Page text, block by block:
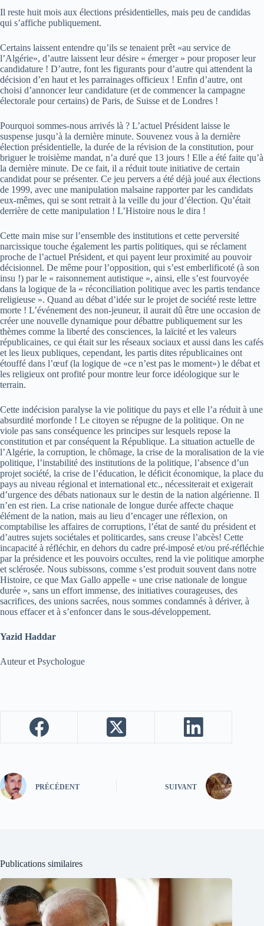
Il reste huit mois aux élections présidentielles, mais peu de candidas
qui s’affiche publiquement.
Certains laissent entendre qu’ils se tenaient prêt «au service de
l’Algérie», d’autre laissent leur désire « émerger » pour proposer leur
candidature ! D’autre, font les figurants pour d’autre qui attendent la
décision d’en haut et les parrainages officieux ! Enfin d’autre, ont
choisi d’annoncer leur candidature (et de commencer la campagne
électorale pour certains) de Paris, de Suisse et de Londres !
Pourquoi sommes-nous arrivés là ? L’actuel Président laisse le
suspense jusqu’à la dernière minute. Souvenez vous à la dernière
élection présidentielle, la durée de la révision de la constitution, pour
briguer le troisième mandat, n’a duré que 13 jours ! Elle a été faite qu’à
la dernière minute. De ce fait, il a réduit toute initiative de certain
candidat pour se présenter. Ce jeu pervers a été déjà joué aux élections
de 1999, avec une manipulation malsaine rapporter par les candidats
eux-mêmes, qui se sont retrait à la veille du jour d’élection. Qu’était
derrière de cette manipulation ! L’Histoire nous le dira !
Cette main mise sur l’ensemble des institutions et cette perversité
narcissique touche également les partis politiques, qui se réclament
proche de l’actuel Président, et qui payent leur proximité au pouvoir
décisionnel. De même pour l’opposition, qui s’est emberlificoté (à son
insu !) par le « raisonnement autistique », ainsi, elle s’est fourvoyée
dans la logique de la « réconciliation politique avec les partis tendance
religieuse ». Quand au débat d’idée sur le projet de société reste lettre
morte ! L’événement des non-jeuneur, il aurait dû être une occasion de
créer une nouvelle dynamique pour débattre publiquement sur les
thèmes comme la liberté des consciences, la laïcité et les valeurs
républicaines, ce qui était sur les réseaux sociaux et aussi dans les cafés
et les lieux publiques, cependant, les partis dites républicaines ont
étouffé dans l’œuf (la logique de «ce n’est pas le moment») le débat et
les religieux ont profité pour montre leur force idéologique sur le
terrain.
Cette indécision paralyse la vie politique du pays et elle l’a réduit à une
absurdité morfonde ! Le citoyen se répugne de la politique. On ne
viole pas sans conséquence les principes sur lesquels repose la
constitution et par conséquent la République. La situation actuelle de
l’Algérie, la corruption, le chômage, la crise de la moralisation de la vie
politique, l’instabilité des institutions de la politique, l’absence d’un
projet société, la crise de l’éducation, le déficit économique, la place du
pays au niveau régional et international etc., nécessiterait et exigerait
d’urgence des débats nationaux sur le destin de la nation algérienne. Il
n’en est rien. La crise nationale de longue durée affecte chaque
élément de la nation, mais au lieu d’encager une réflexion, on
comptabilise les affaires de corruptions, l’état de santé du président et
d’autres sujets sociétales et politicardes, sans creuse l’abcès! Cette
incapacité à réfléchir, en dehors du cadre pré-imposé et/ou pré-réfléchie
par la présidence et les pouvoirs occultes, rend la vie politique amorphe
et sclérosée. Nous subissons, comme s’est produit souvent dans notre
Histoire, ce que Max Gallo appelle « une crise nationale de longue
durée », sans un effort immense, des initiatives courageuses, des
sacrifices, des unions sacrées, nous sommes condamnés à dériver, à
nous effacer et à s’enfoncer dans le sous-développement.
Yazid Haddar
Auteur et Psychologue
PRÉCÉDENT SUIVANT
Publications similaires